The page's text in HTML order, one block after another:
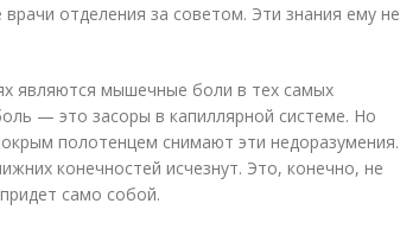
отделения за советом. Эти знания ему не
являются мышечные боли в тех самых
— это засоры в капиллярной системе. Но
полотенцем снимают эти недоразумения.
конечностей исчезнут. Это, конечно, не
само собой.